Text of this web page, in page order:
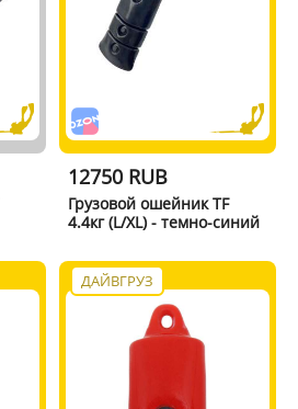
12750 RUB
Грузовой ошейник TF
4.4кг (L/XL) - темно-синий
ДАЙВГРУЗ